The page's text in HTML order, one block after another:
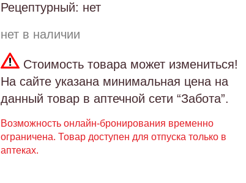
Рецептурный: нет
нет в наличии
Стоимость товара может измениться!
На сайте указана минимальная цена на
данный товар в аптечной сети “Забота”.
Возможность онлайн-бронирования временно
ограничена. Товар доступен для отпуска только в
аптеках.